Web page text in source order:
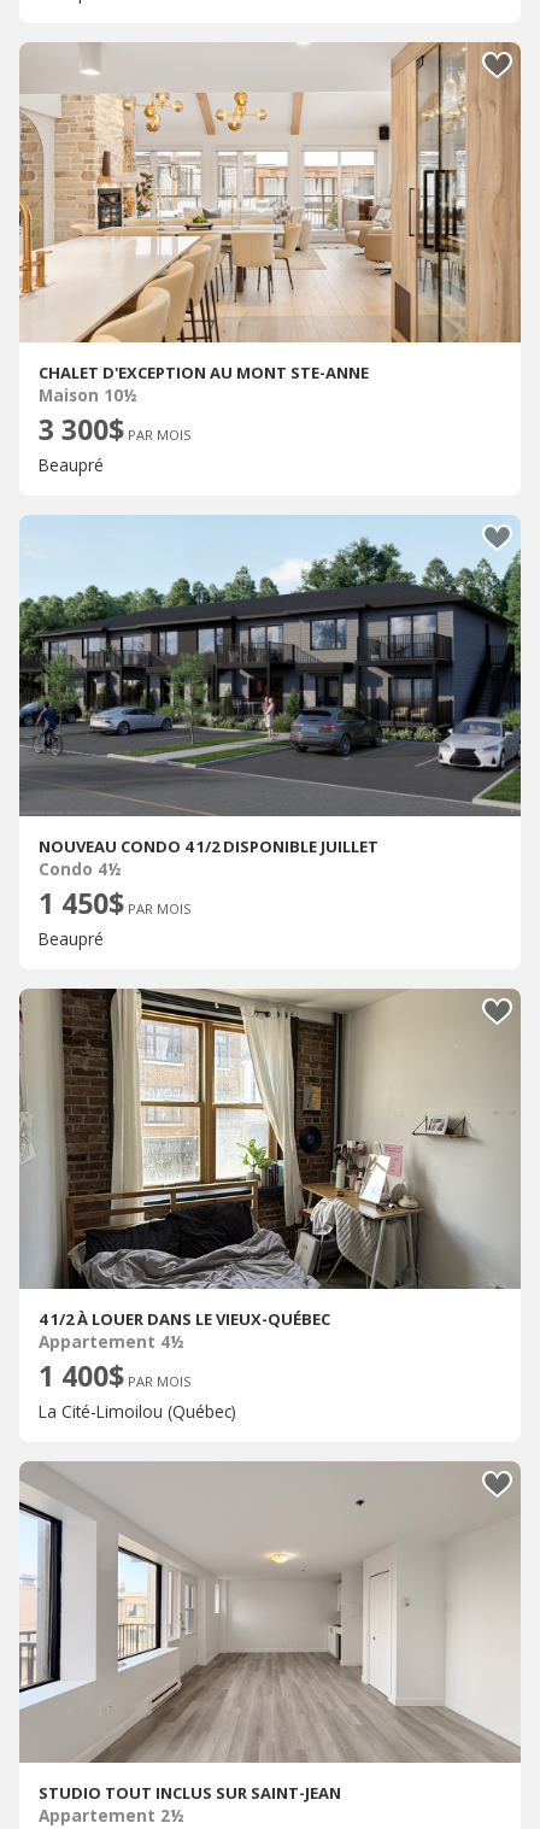
CHALET D'EXCEPTION AU MONT STE-ANNE
Maison 10½
3 300$ PAR MOIS
Beaupré
NOUVEAU CONDO 4 1/2 DISPONIBLE JUILLET
Condo 4½
1 450$ PAR MOIS
Beaupré
4 1/2 À LOUER DANS LE VIEUX-QUÉBEC
Appartement 4½
1 400$ PAR MOIS
La Cité-Limoilou (Québec)
STUDIO TOUT INCLUS SUR SAINT-JEAN
Appartement 2½